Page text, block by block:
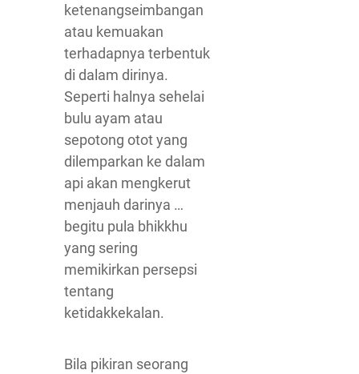
ketenangseimbangan
atau kemuakan
terhadapnya terbentuk
di dalam dirinya.
Seperti halnya sehelai
bulu ayam atau
sepotong otot yang
dilemparkan ke dalam
api akan mengkerut
menjauh darinya …
begitu pula bhikkhu
yang sering
memikirkan persepsi
tentang
ketidakkekalan.
Bila pikiran seorang